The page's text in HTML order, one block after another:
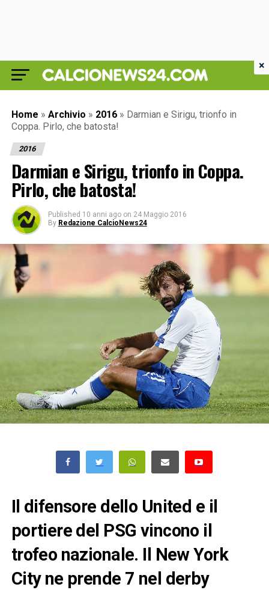
Home » Archivio » 2016 » Darmian e Sirigu, trionfo in
Coppa. Pirlo, che batosta!
2016
Darmian e Sirigu, trionfo in Coppa.
Pirlo, che batosta!
Published 10 anni ago on 24 Maggio 2016
By Redazione CalcioNews24
Il difensore dello United e il
portiere del PSG vincono il
trofeo nazionale. Il New York
City ne prende 7 nel derby
×